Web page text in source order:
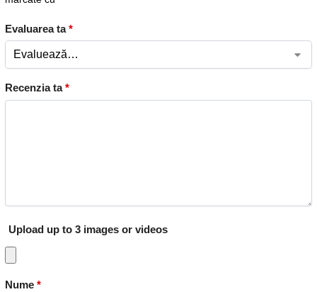
Evaluarea ta*
Recenzia ta*
Upload up to 3 images or videos
Nume *